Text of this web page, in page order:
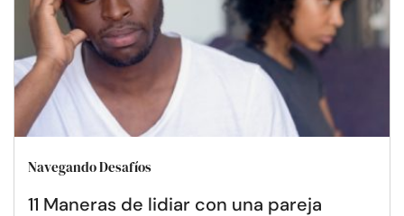
Navegando Desafíos
11 Maneras de lidiar con una pareja